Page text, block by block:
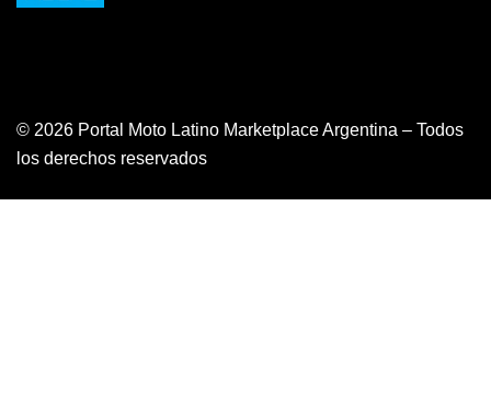
© 2026 Portal Moto Latino Marketplace Argentina – Todos
los derechos reservados